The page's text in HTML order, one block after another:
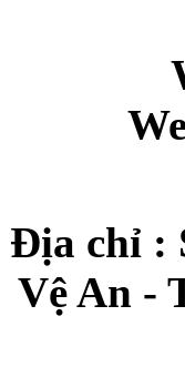
Địa chỉ :
Vệ An -